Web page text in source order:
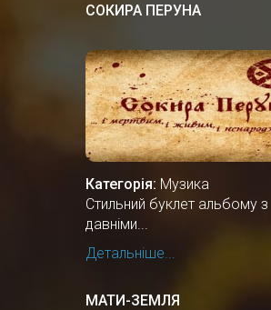
СОКИРА ПЕРУНА
Категорія: Музика
Стильний буклет альбому з
давніми...
Детальніше...
МАТИ-ЗЕМЛЯ